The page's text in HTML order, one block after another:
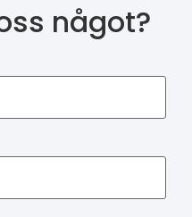
något?